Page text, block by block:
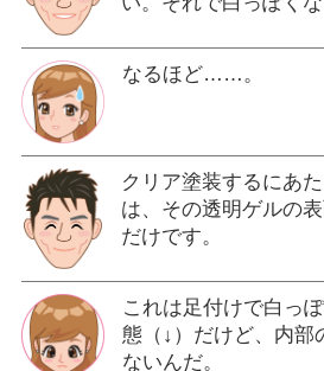
なるほど……。
クリア塗装するにあ
は、その透明ゲルの
だけです。
これは足付けで白っ
態（↓）だけど、内部
ないんだ。